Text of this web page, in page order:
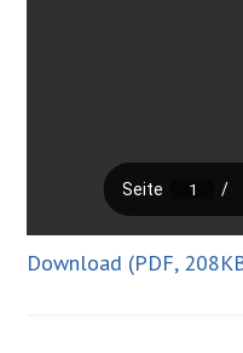
Download (PDF,